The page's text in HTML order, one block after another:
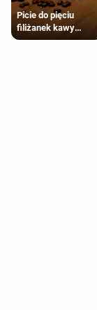
Picie do pięciu
filiżanek kawy
dziennie jest